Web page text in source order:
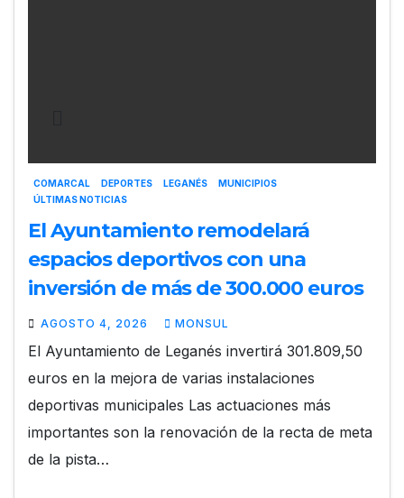
COMARCAL DEPORTES LEGANÉS
MUNICIPIOS
ÚLTIMAS NOTICIAS
El Ayuntamiento remodelará
espacios deportivos con una
inversión de más de 300.000 euros
AGOSTO 4, 2026 MONSUL
El Ayuntamiento de Leganés invertirá 301.809,50
euros en la mejora de varias instalaciones
deportivas municipales Las actuaciones más
importantes son la renovación de la recta de meta
de la pista…